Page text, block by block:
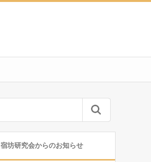
宿坊研究会からのお知らせ